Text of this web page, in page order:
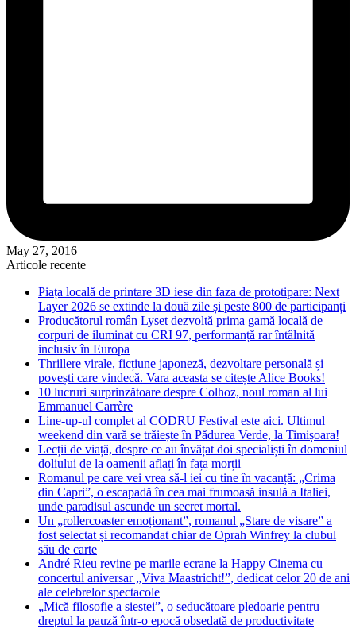
May 27, 2016
Articole recente
Piața locală de printare 3D iese din faza de prototipare: Next
Layer 2026 se extinde la două zile și peste 800 de participanți
Producătorul român Lyset dezvoltă prima gamă locală de
corpuri de iluminat cu CRI 97, performanță rar întâlnită
inclusiv în Europa
Thrillere virale, ficțiune japoneză, dezvoltare personală și
povești care vindecă. Vara aceasta se citește Alice Books!
10 lucruri surprinzătoare despre Colhoz, noul roman al lui
Emmanuel Carrère
Line-up-ul complet al CODRU Festival este aici. Ultimul
weekend din vară se trăiește în Pădurea Verde, la Timișoara!
Lecții de viață, despre ce au învățat doi specialiști în domeniul
doliului de la oamenii aflați în fața morții
Romanul pe care vei vrea să-l iei cu tine în vacanță: „Crima
din Capri”, o escapadă în cea mai frumoasă insulă a Italiei,
unde paradisul ascunde un secret mortal.
Un „rollercoaster emoționant”, romanul „Stare de visare” a
fost selectat și recomandat chiar de Oprah Winfrey la clubul
său de carte
André Rieu revine pe marile ecrane la Happy Cinema cu
concertul aniversar „Viva Maastricht!”, dedicat celor 20 de ani
ale celebrelor spectacole
„Mică filosofie a siestei”, o seducătoare pledoarie pentru
dreptul la pauză într-o epocă obsedată de productivitate